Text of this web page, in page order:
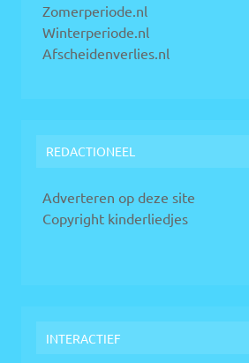
Zomerperiode.nl
Winterperiode.nl
Afscheidenverlies.nl
REDACTIONEEL
Adverteren op deze site
Copyright kinderliedjes
INTERACTIEF